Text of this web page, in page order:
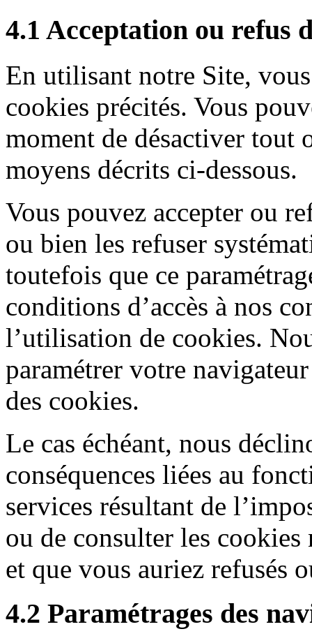
4.1 Acceptation ou refus
En utilisant notre Site,
cookies précités. Vous
moment de désactiver tout
moyens décrits ci-dessous.
Vous pouvez accepter ou
ou bien les refuser
toutefois que ce
conditions d’accès à nos
l’utilisation de cookies.
paramétrer votre
des cookies.
Le cas échéant, nous
conséquences liées au
services résultant de
ou de consulter les cookies
et que vous auriez refusés
4.2 Paramétrages des